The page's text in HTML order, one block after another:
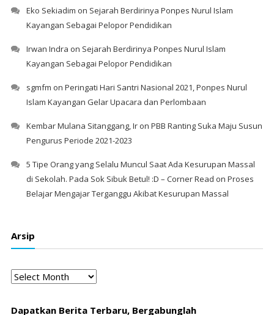
Eko Sekiadim on Sejarah Berdirinya Ponpes Nurul Islam
Kayangan Sebagai Pelopor Pendidikan
Irwan Indra on Sejarah Berdirinya Ponpes Nurul Islam
Kayangan Sebagai Pelopor Pendidikan
sgmfm on Peringati Hari Santri Nasional 2021, Ponpes Nurul
Islam Kayangan Gelar Upacara dan Perlombaan
Kembar Mulana Sitanggang, Iron PBB Ranting Suka Maju Susun
Pengurus Periode 2021-2023
5 Tipe Orang yang Selalu Muncul Saat Ada Kesurupan Massal
di Sekolah. Pada Sok Sibuk Betul! :D – Corner Read on Proses
Belajar Mengajar Terganggu Akibat Kesurupan Massal
Arsip
Arsip
Dapatkan Berita Terbaru, Bergabunglah